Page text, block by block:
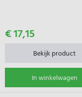
€ 17,15
Bekijk product
In winkelwagen